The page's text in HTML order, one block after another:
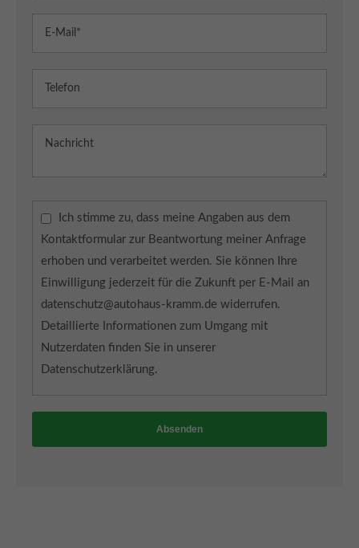
Ich stimme zu, dass meine Angaben aus dem
Kontaktformular zur Beantwortung meiner Anfrage
erhoben und verarbeitet werden. Sie können Ihre
Einwilligung jederzeit für die Zukunft per E-Mail an
datenschutz@autohaus-kramm.de widerrufen.
Detaillierte Informationen zum Umgang mit
Nutzerdaten finden Sie in unserer
Datenschutzerklärung.
Absenden